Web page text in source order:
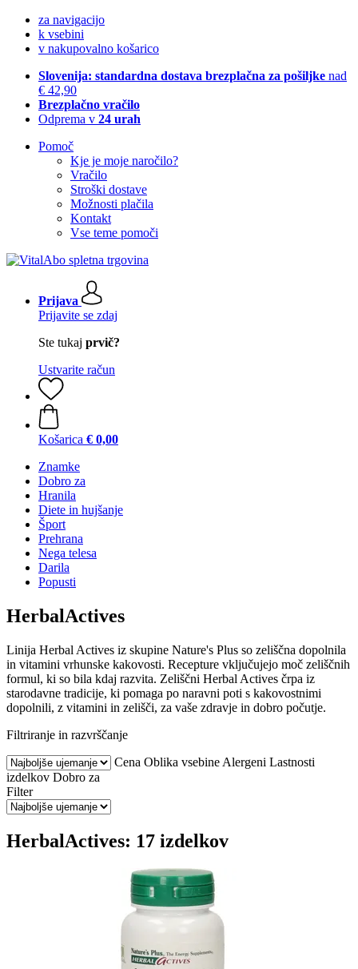
za navigacijo
k vsebini
v nakupovalno košarico
Slovenija: standardna dostava brezplačna za pošiljke nad
€ 42,90
Brezplačno vračilo
Odprema v 24 urah
Pomoč
Kje je moje naročilo?
Vračilo
Stroški dostave
Možnosti plačila
Kontakt
Vse teme pomoči
Prijava
Prijavite se zdaj
Ste tukaj prvič?
Ustvarite račun
Košarica € 0,00
Znamke
Dobro za
Hranila
Diete in hujšanje
Šport
Prehrana
Nega telesa
Darila
Popusti
HerbalActives
Linija Herbal Actives iz skupine Nature's Plus so zeliščna dopolnila
in vitamini vrhunske kakovosti. Recepture vključujejo moč zeliščnih
formul, ki so bila kdaj razvita. Zeliščni Herbal Actives črpa iz
starodavne tradicije, ki pomaga po naravni poti s kakovostnimi
dopolnili, z vitamini in zelišči, za vaše zdravje in dobro počutje.
Filtriranje in razvrščanje
Cena Oblika vsebine Alergeni Lastnosti
izdelkov Dobro za
Filter
HerbalActives: 17 izdelkov